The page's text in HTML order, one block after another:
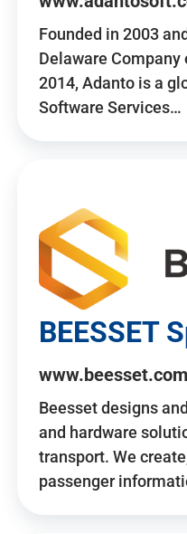
Founded in 2003
Delaware
2014, Adanto is a
Software Services…
BEESSET
www.beesset.com
Beesset designs
and hardware
transport. We
passenger